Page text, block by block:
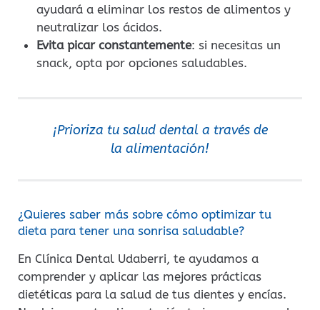
ayudará a eliminar los restos de alimentos y
neutralizar los ácidos.
Evita picar constantemente: si necesitas un
snack, opta por opciones saludables.
¡Prioriza tu salud dental a través de
la alimentación!
¿Quieres saber más sobre cómo optimizar tu
dieta para tener una sonrisa saludable?
En Clínica Dental Udaberri, te ayudamos a
comprender y aplicar las mejores prácticas
dietéticas para la salud de tus dientes y encías.